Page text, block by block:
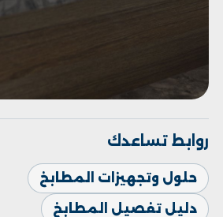
روابط تساعدك
حلول وتجهيزات المطابخ
دليل تفصيل المطابخ